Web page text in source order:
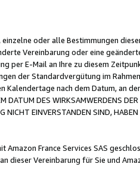
oder alle Bestimmungen
Vereinbarung oder eine
per E-Mail an Ihre zu diesem
der Standardvergütung im
Kalendertage nach dem Datum, an
DATUM DES WIRKSAMWERDENS
NICHT EINVERSTANDEN SIND,
Amazon France Services SAS
dieser Vereinbarung für Sie und